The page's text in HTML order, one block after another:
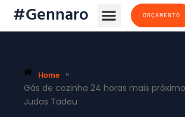
#Gennaro ORÇAMENTO
Home »
Gás de cozinha 24 horas mais
Judas Tadeu